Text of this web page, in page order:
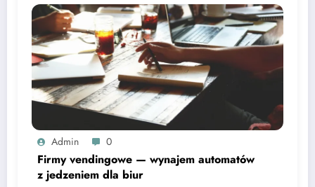
Admin 0
Firmy vendingowe — wynajem automatów
z jedzeniem dla biur